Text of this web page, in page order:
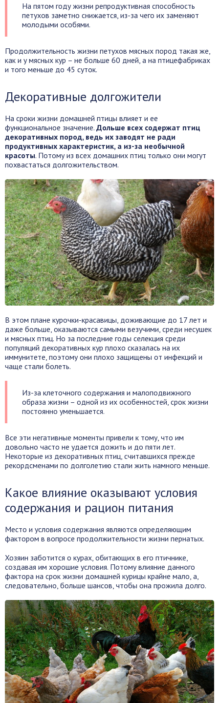
На пятом году жизни репродуктивная способность
петухов заметно снижается, из-за чего их заменяют
молодыми особями.
Продолжительность жизни петухов мясных пород такая же,
как и у мясных кур – не больше 60 дней, а на птицефабриках
и того меньше до 45 суток.
Декоративные долгожители
На сроки жизни домашней птицы влияет и ее
функциональное значение. Дольше всех содержат птиц
декоративных пород, ведь их заводят не ради
продуктивных характеристик, а из-за необычной
красоты. Потому из всех домашних птиц только они могут
похвастаться долгожительством.
В этом плане курочки-красавицы, доживающие до 17 лет и
даже больше, оказываются самыми везучими, среди несушек
и мясных птиц. Но за последние годы селекция среди
популяций декоративных кур плохо сказалась на их
иммунитете, поэтому они плохо защищены от инфекций и
чаще стали болеть.
Из-за клеточного содержания и малоподвижного
образа жизни – одной из их особенностей, срок жизни
постоянно уменьшается.
Все эти негативные моменты привели к тому, что им
довольно часто не удается дожить и до пяти лет.
Некоторые из декоративных птиц, считавшихся прежде
рекордсменами по долголетию стали жить намного меньше.
Какое влияние оказывают условия
содержания и рацион питания
Место и условия содержания являются определяющим
фактором в вопросе продолжительности жизни пернатых.
Хозяин заботится о курах, обитающих в его птичнике,
создавая им хорошие условия. Потому влияние данного
фактора на срок жизни домашней курицы крайне мало, а,
следовательно, больше шансов, чтобы она прожила долго.